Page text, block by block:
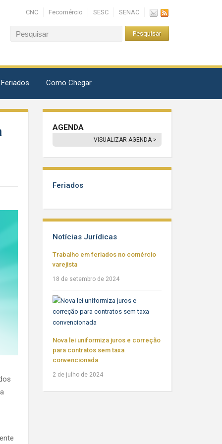
CNC Fecomércio SESC SENAC
Como Chegar
AGENDA
VISUALIZAR AGENDA >
Feriados
Notícias Jurídicas
Trabalho em feriados no comércio
varejista
18 de setembro de 2024
Nova lei uniformiza juros e correção
para contratos sem taxa
convencionada
2 de julho de 2024